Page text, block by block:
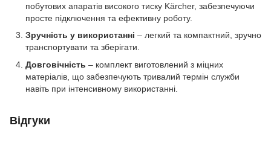
побутових апаратів високого тиску Kärcher, забезпечуючи
просте підключення та ефективну роботу.
Зручність у використанні – легкий та компактний, зручно
транспортувати та зберігати.
Довговічність – комплект виготовлений з міцних
матеріалів, що забезпечують тривалий термін служби
навіть при інтенсивному використанні.
Відгуки